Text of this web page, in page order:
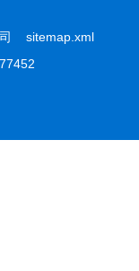
司 sitemap.xml